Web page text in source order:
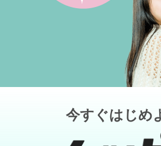
今すぐはじめ